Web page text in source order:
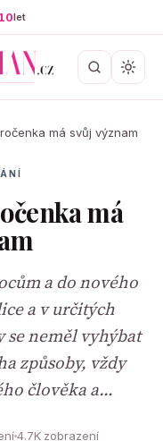
let
má svůj význam
má
a do nového
a v určitých
neměl vyhýbat
způsoby, vždy
člověka a…
4.7K zobrazení